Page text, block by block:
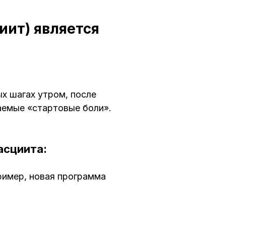
является
шагах утром, после
«стартовые боли».
новая программа